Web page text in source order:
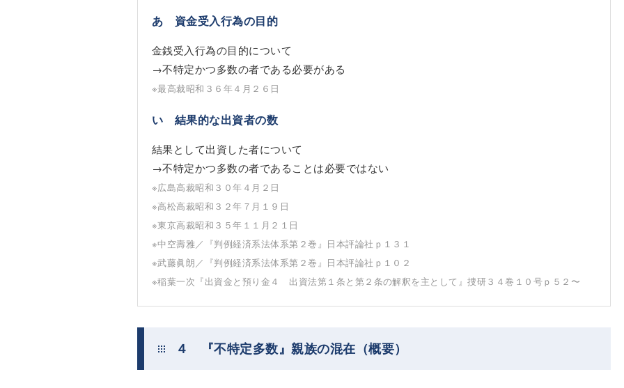
あ 資金受入行為の目的
金銭受入行為の目的について
→不特定かつ多数の者である必要がある
※最高裁昭和３６年４月２６日
い 結果的な出資者の数
結果として出資した者について
→不特定かつ多数の者であることは必要ではない
※広島高裁昭和３０年４月２日
※高松高裁昭和３２年７月１９日
※東京高裁昭和３５年１１月２１日
※中空壽雅／『判例経済系法体系第２巻』日本評論社ｐ１３１
※武藤眞朗／『判例経済系法体系第２巻』日本評論社ｐ１０２
※稲葉一次『出資金と預り金４ 出資法第１条と第２条の解釈を主として』捜研３４巻１０号ｐ５２〜
４ 『不特定多数』親族の混在（概要）